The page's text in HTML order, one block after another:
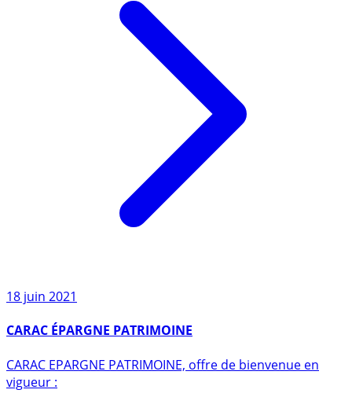
18 juin 2021
CARAC ÉPARGNE PATRIMOINE